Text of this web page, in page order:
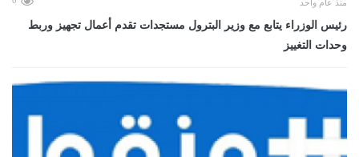
منذ عام واحد
رئيس الوزراء يتابع مع وزير البترول مستجدات تقدم أعمال تجهيز وربط
وحدات التغييز